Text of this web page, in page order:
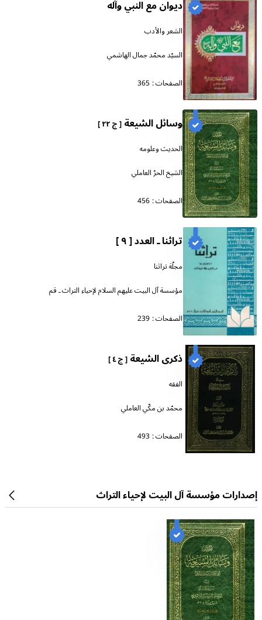
ديوان مع النبي وآله
الشعر والأدب
السيّد محمّد جمال الهاشمي
الصفحات : 365
وسائل الشيعة[ ج ٢٢ ]
الحديث وعلومه
الشيخ الحرّ العاملي
الصفحات : 456
تراثنا ـ العدد [ ٩ ]
مجلّة تراثنا
مؤسسة آل البيت عليهم السلام لإحياء التراث ـ قم
الصفحات : 239
ذكرى الشيعة[ ج ٤ ]
الفقه
محمّد بن مكّي العاملي
الصفحات : 493
إصدارات مؤسسة آل البيت لإحياء التراث